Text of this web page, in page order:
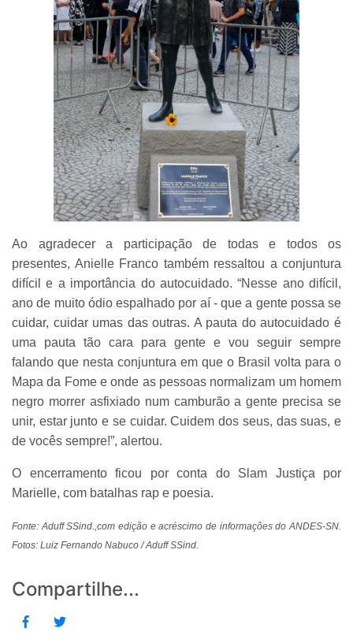
Ao agradecer a participação de todas e todos os
presentes, Anielle Franco também ressaltou a conjuntura
difícil e a importância do autocuidado. “Nesse ano difícil,
ano de muito ódio espalhado por aí - que a gente possa se
cuidar, cuidar umas das outras. A pauta do autocuidado é
uma pauta tão cara para gente e vou seguir sempre
falando que nesta conjuntura em que o Brasil volta para o
Mapa da Fome e onde as pessoas normalizam um homem
negro morrer asfixiado num camburão a gente precisa se
unir, estar junto e se cuidar. Cuidem dos seus, das suas, e
de vocês sempre!”, alertou.
O encerramento ficou por conta do Slam Justiça por
Marielle, com batalhas rap e poesia.
Fonte: Aduff SSind.,com edição e acréscimo de informações do ANDES-SN.
Fotos: Luiz Fernando Nabuco / Aduff SSind.
Compartilhe...